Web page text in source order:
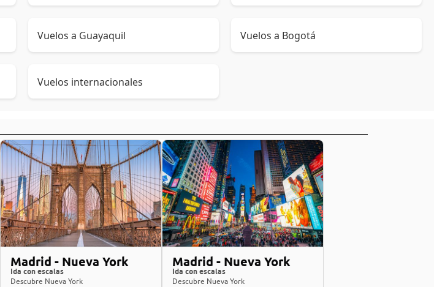
Vuelos a Guayaquil Vuelos a Bogotá
Vuelos internacionales
Madrid - Nueva York
Ida con escalas
Descubre Nueva York
Madrid - Nueva York
Ida con escalas
Descubre Nueva York